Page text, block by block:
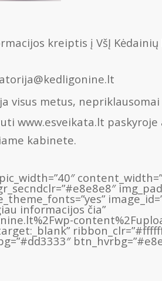
kreiptis į VšĮ
visus metus, nepriklausomai
www.esveikata.lt
kabinete.
informacijos čia”